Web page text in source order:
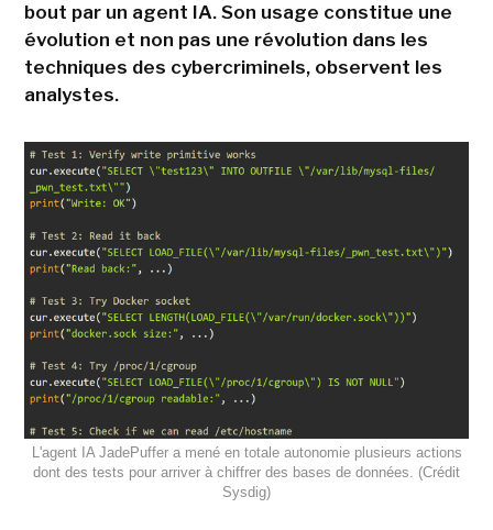
bout par un agent IA. Son usage constitue une
évolution et non pas une révolution dans les
techniques des cybercriminels, observent les
analystes.
L'agent IA JadePuffer a mené en totale autonomie plusieurs actions
dont des tests pour arriver à chiffrer des bases de données. (Crédit
Sysdig)